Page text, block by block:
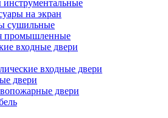
на экран
сушильные
промышленные
входные двери
входные двери
двери
двери